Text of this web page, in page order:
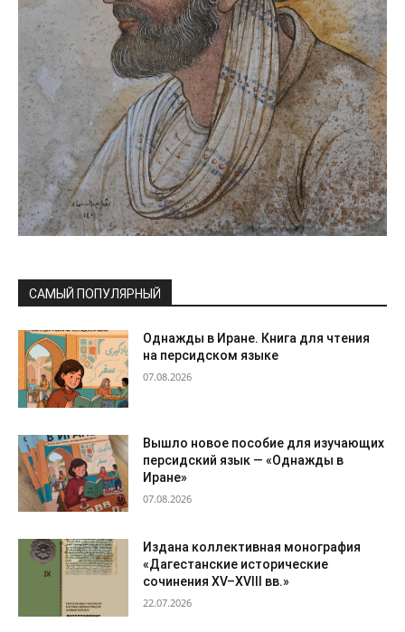
САМЫЙ ПОПУЛЯРНЫЙ
Однажды в Иране. Книга для чтения
на персидском языке
07.08.2026
Вышло новое пособие для изучающих
персидский язык — «Однажды в
Иране»
07.08.2026
Издана коллективная монография
«Дагестанские исторические
сочинения XV–XVIII вв.»
22.07.2026